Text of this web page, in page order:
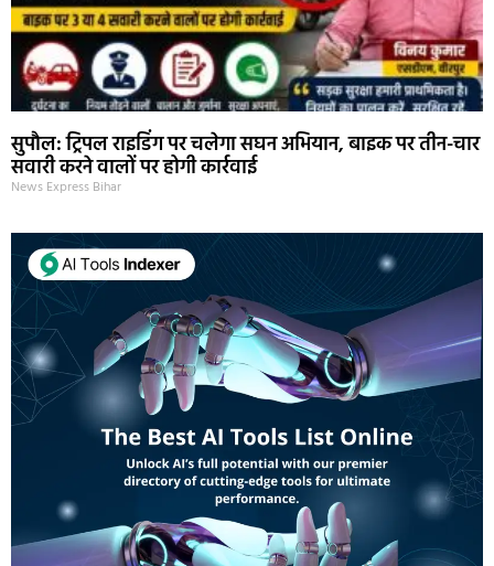
सुपौल: ट्रिपल राइडिंग पर चलेगा सघन अभियान, बाइक पर तीन-चार
सवारी करने वालों पर होगी कार्रवाई
News Express Bihar